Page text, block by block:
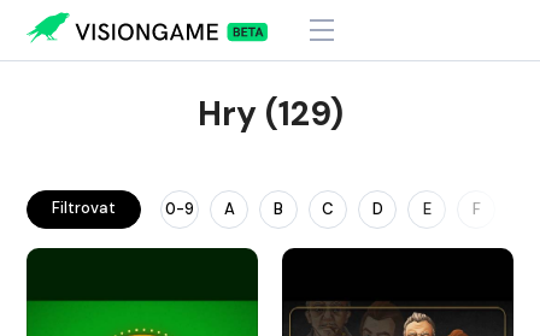
Hry (129)
Filtrovat 0-9 A B C D E F